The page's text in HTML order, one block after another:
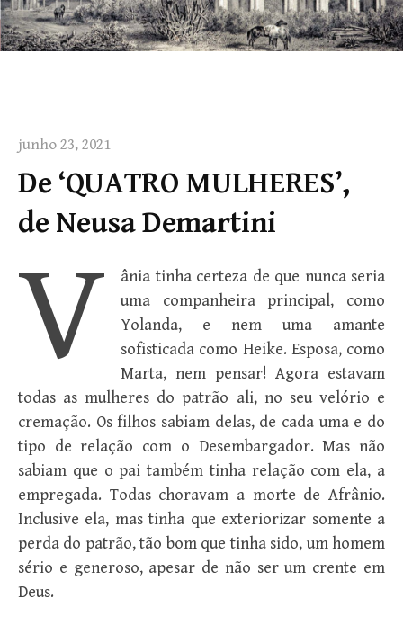
junho 23, 2021
De ‘QUATRO MULHERES’,
de Neusa Demartini
V
ânia tinha certeza de que nunca seria
uma companheira principal, como
Yolanda, e nem uma amante
sofisticada como Heike. Esposa, como
Marta, nem pensar! Agora estavam
todas as mulheres do patrão ali, no seu velório e
cremação. Os filhos sabiam delas, de cada uma e do
tipo de relação com o Desembargador. Mas não
sabiam que o pai também tinha relação com ela, a
empregada. Todas choravam a morte de Afrânio.
Inclusive ela, mas tinha que exteriorizar somente a
perda do patrão, tão bom que tinha sido, um homem
sério e generoso, apesar de não ser um crente em
Deus.